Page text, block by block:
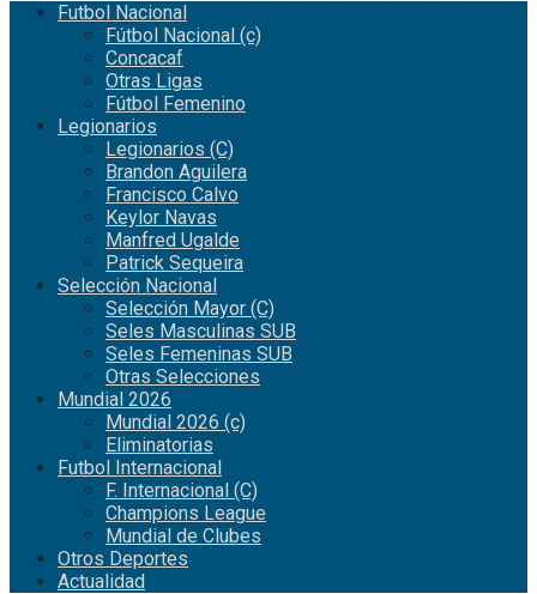
Futbol Nacional
Fútbol Nacional (c)
Concacaf
Otras Ligas
Fútbol Femenino
Legionarios
Legionarios (C)
Brandon Aguilera
Francisco Calvo
Keylor Navas
Manfred Ugalde
Patrick Sequeira
Selección Nacional
Selección Mayor (C)
Seles Masculinas SUB
Seles Femeninas SUB
Otras Selecciones
Mundial 2026
Mundial 2026 (c)
Eliminatorias
Futbol Internacional
F. Internacional (C)
Champions League
Mundial de Clubes
Otros Deportes
Actualidad